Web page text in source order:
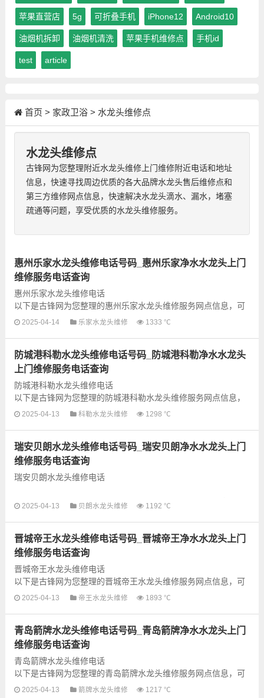
苹果直营店 5g 可折叠手机 iPhone12 Android10
油烟机拆卸 油烟机清洗 苹果手机维修点 手机id
test article
首页 > 家政卫浴> 水龙头维修点
水龙头维修点
古锋网为您整理附近水龙头维修上门维修附近电话和地址
信息，快速寻找周边优质的各大品牌水龙头售后维修点和
第三方维修网点信息，快速解决水龙头滴水、漏水，堵塞
疏通等问题，享受优质的水龙头维修服务。
惠州乐家水龙头维修电话号码_惠州乐家净水水龙头上门
维修服务电话查询
惠州乐家水龙头维修电话
以下是古锋网为您整理的惠州乐家水龙头维修服务网点信息，可
以为您提供乐家全型号水龙头上门故障检测和维修业务，为了更
2025-04-14 乐家水龙头维修 1333 ℃
防城港科勒水龙头维修电话号码_防城港科勒净水水龙头
上门维修服务电话查询
防城港科勒水龙头维修电话
以下是古锋网为您整理的防城港科勒水龙头维修服务网点信息，
可以为您提供科勒全型号水龙头上门故障检测和维修业务，为了
2025-04-13 科勒水龙头维修 1298 ℃
瑞安贝朗水龙头维修电话号码_瑞安贝朗净水水龙头上门
维修服务电话查询
瑞安贝朗水龙头维修电话
以下是古锋网为您整理的瑞安贝朗水龙头维修服务网点信息，可
2025-04-13 贝朗水龙头维修 1192 ℃
晋城帝王水龙头维修电话号码_晋城帝王净水水龙头上门
维修服务电话查询
晋城帝王水龙头维修电话
以下是古锋网为您整理的晋城帝王水龙头维修服务网点信息，可
以为您提供帝王全型号水龙头上门故障检测和维修业务，为了更
2025-04-13 帝王水龙头维修 1893 ℃
青岛箭牌水龙头维修电话号码_青岛箭牌净水水龙头上门
维修服务电话查询
青岛箭牌水龙头维修电话
以下是古锋网为您整理的青岛箭牌水龙头维修服务网点信息，可
以为您提供箭牌全型号水龙头上门故障检测和维修业务，为了更
2025-04-13 箭牌水龙头维修 1217 ℃